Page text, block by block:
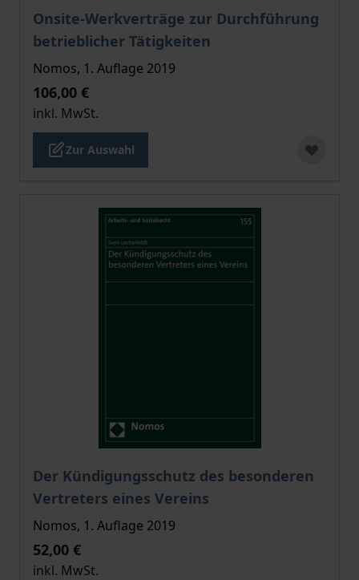
Onsite-Werkverträge zur Durchführung
betrieblicher Tätigkeiten
Der Preis dieses Titels richtet sich nach der
Nomos, 1. Auflage 2019
106,00 €
inkl. MwSt.
Zur Auswahl
Der Kündigungsschutz des besonderen
Vertreters eines Vereins
Der Preis dieses Titels richtet sich nach der
Nomos, 1. Auflage 2019
52,00 €
inkl. MwSt.